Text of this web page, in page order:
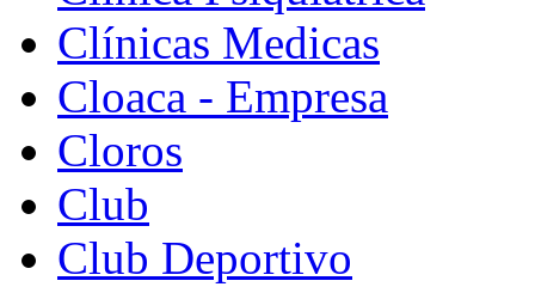
Clínicas Medicas
Cloaca - Empresa
Cloros
Club
Club Deportivo